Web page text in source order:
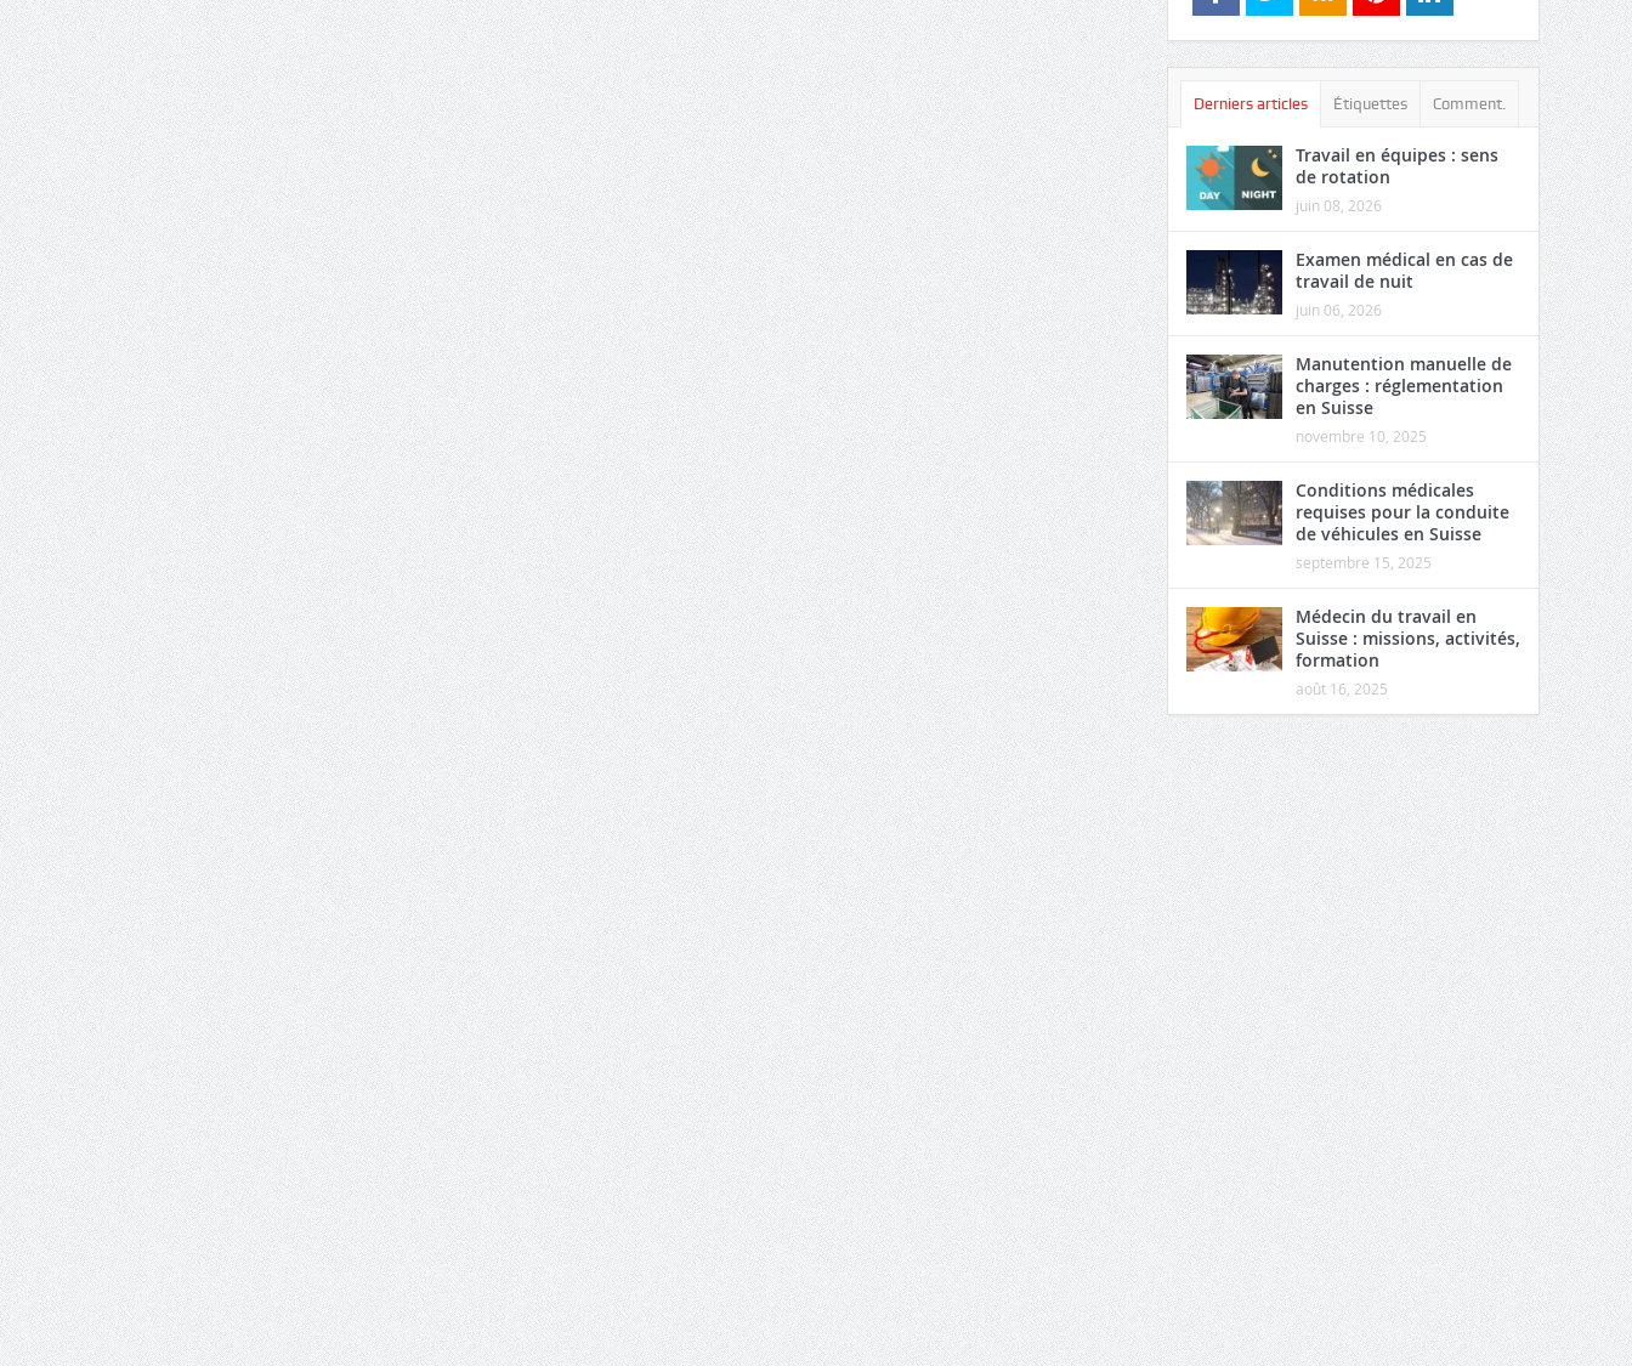
Derniers articles Étiquettes Comment.
Travail en équipes : sens
de rotation
juin 08, 2026
Examen médical en cas de
travail de nuit
juin 06, 2026
Manutention manuelle de
charges : réglementation
en Suisse
novembre 10, 2025
Conditions médicales
requises pour la conduite
de véhicules en Suisse
septembre 15, 2025
Médecin du travail en
Suisse : missions, activités,
formation
août 16, 2025